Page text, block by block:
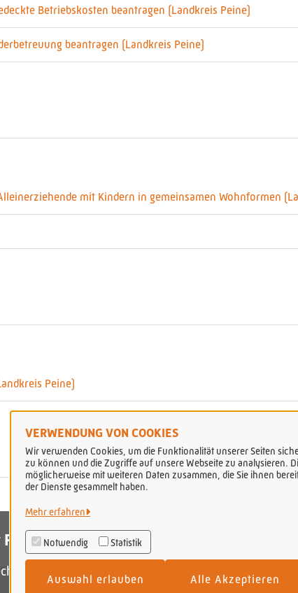
VERWENDUNG VON COOKIES
Wir verwenden Cookies, um die Funktionalität unserer Seiten
zu können und die Zugriffe auf unsere Webseite zu analysieren.
möglicherweise mit weiteren Daten zusammen, die Sie ihnen
der Dienste gesammelt haben.
Mehr erfahren
Notwendig Statistik
Auswahl erlauben Alle Akzeptieren
Betriebskosten beantragen (Landkreis Peine)
beantragen (Landkreis Peine)
mit Kindern in gemeinsamen Wohnformen
Peine)
Peine
vorbehalten